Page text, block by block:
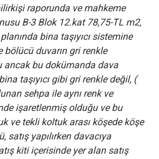
raporunda ve mahkeme
B-3 Blok 12.kat 78,75-TL m2,
bina taşıyıcı sistemine
bölücü duvarın gri renkle
ancak bu dokümanda dava
taşıyıcı gibi gri renkle değil, (
sehpa ile aynı renk ve
işaretlenmiş olduğu ve bu
ve tekli koltuk arası köşede köşe
satış yapılırken davacıya
kiti içerisinde yer alan satış